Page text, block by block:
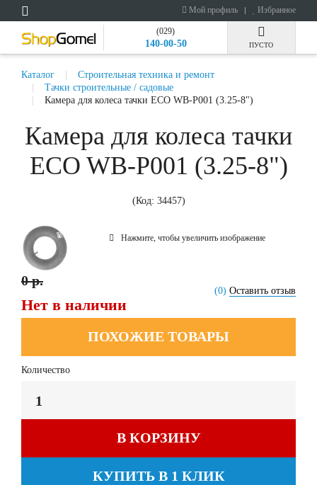
Мой профиль Избранное
(029)
140-00-50 ПУСТО
Каталог
Строительная техника и ремонт
Тачки строительные / садовые
Камера для колеса тачки ECO WB-P001 (3.25-8")
Камера для колеса тачки
ECO WB-P001 (3.25-8")
(Код: 34457)
Нажмите, чтобы увеличить изображение
(0) Оставить отзыв
0 р.
Нет в наличии
ПОХОЖИЕ ТОВАРЫ
Количество
В КОРЗИНУ
КУПИТЬ В 1 КЛИК